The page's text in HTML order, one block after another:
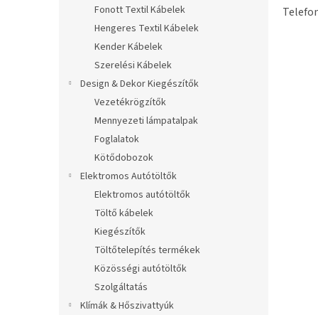
Fonott Textil Kábelek
Hengeres Textil Kábelek
Kender Kábelek
Szerelési Kábelek
Design & Dekor Kiegészítők
Vezetékrögzítők
Mennyezeti lámpatalpak
Foglalatok
Kötődobozok
Elektromos Autótöltők
Elektromos autótöltők
Töltő kábelek
Kiegészítők
Töltőtelepítés termékek
Közösségi autótöltők
Szolgáltatás
Klímák & Hőszivattyúk